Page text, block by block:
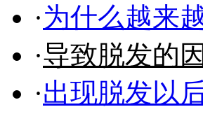
·为什么越来
·导致脱发的
·出现脱发以